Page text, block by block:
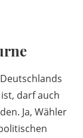
darf auch
Ja, Wähler